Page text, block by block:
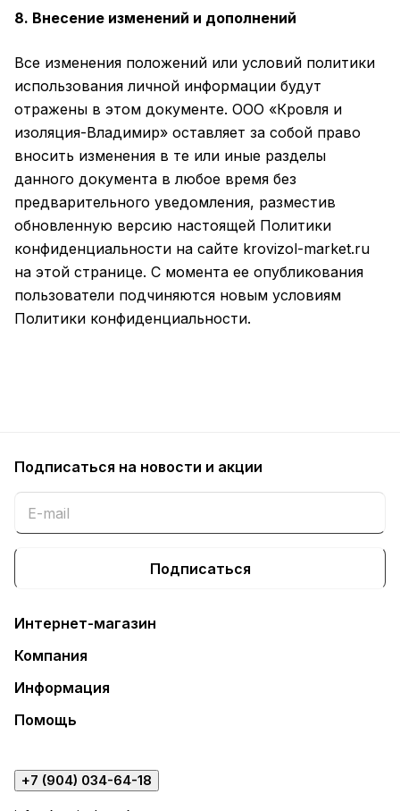
8. Внесение изменений и дополнений
Все изменения положений или условий политики
использования личной информации будут
отражены в этом документе. ООО «Кровля и
изоляция-Владимир» оставляет за собой право
вносить изменения в те или иные разделы
данного документа в любое время без
предварительного уведомления, разместив
обновленную версию настоящей Политики
конфиденциальности на сайте krovizol-market.ru
на этой странице. С момента ее опубликования
пользователи подчиняются новым условиям
Политики конфиденциальности.
Подписаться на новости и акции
Подписаться
Интернет-магазин
Компания
Информация
Помощь
+7 (904) 034-64-18